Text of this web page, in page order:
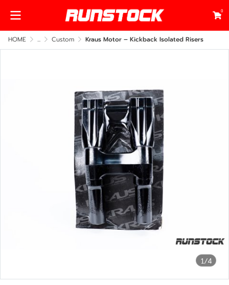
0
HOME ... Custom Kraus Motor – Kickback Isolated Risers
1/4